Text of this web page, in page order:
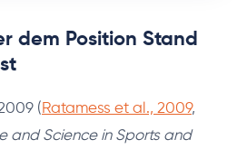
dem Position Stand
( Ratamess et al., 2009,
and Science in Sports and